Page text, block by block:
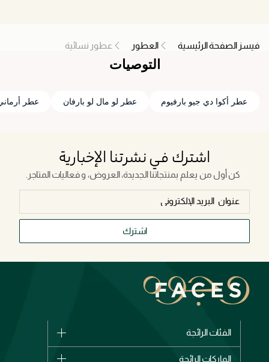
فيسز الصفحة الرئيسية العطور عطور نسائية
التوصيات
عطر أكوا دي جيو بارفيوم عطر لو مال لو بارفان عطر
اشترك في نشرتنا الإخبارية
كن أول من يعلم بمنتجاتنا الجديدة، العروض، و فعاليات المتاجر.
اشترك
الفئات الرائجة
الماركات الرائجة